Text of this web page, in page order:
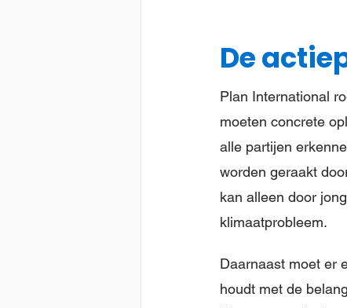
De
Plan International
moeten concrete
alle partijen
worden geraakt
kan alleen door
klimaatprobleem.
Daarnaast moet er
houdt met de